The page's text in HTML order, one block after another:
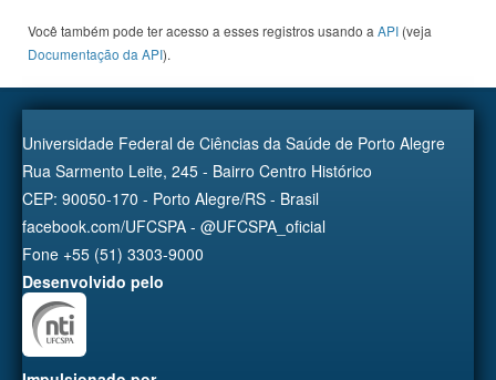
Você também pode ter acesso a esses registros usando a API (veja
Documentação da API).
Universidade Federal de Ciências da Saúde de Porto Alegre
Rua Sarmento Leite, 245 - Bairro Centro Histórico
CEP: 90050-170 - Porto Alegre/RS - Brasil
facebook.com/UFCSPA - @UFCSPA_oficial
Fone +55 (51) 3303-9000
Desenvolvido pelo